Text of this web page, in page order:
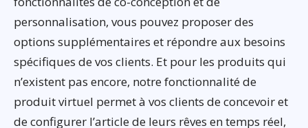
personnalisation, vous pouvez proposer des
options supplémentaires et répondre aux besoins
spécifiques de vos clients. Et pour les produits qui
n’existent pas encore, notre fonctionnalité de
produit virtuel permet à vos clients de concevoir et
de configurer l’article de leurs rêves en temps réel,